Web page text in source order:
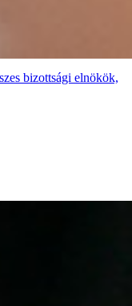
bizottsági elnökök,